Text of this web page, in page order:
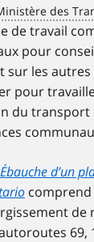
de travail
pour
sur les
pour
du
d’un
de
69,